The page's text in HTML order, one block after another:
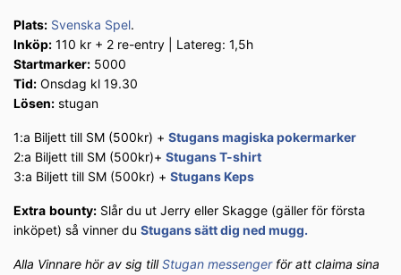
Plats: Svenska Spel.
Inköp: 110 kr + 2 re-entry | Latereg: 1,5h
Startmarker: 5000
Tid: Onsdag kl 19.30
Lösen: stugan
1:a Biljett till SM (500kr) + Stugans magiska pokermarker
2:a Biljett till SM (500kr)+ Stugans T-shirt
3:a Biljett till SM (500kr) + Stugans Keps
Extra bounty: Slår du ut Jerry eller Skagge (gäller för första
inköpet) så vinner du Stugans sätt dig ned mugg.
Alla Vinnare hör av sig tillStugan messengerför att claima sina